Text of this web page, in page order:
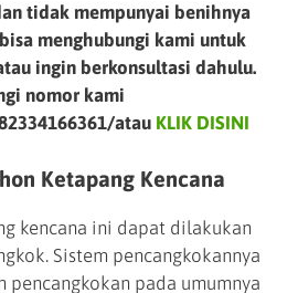
tidak mempunyai benihnya
menghubungi kami untuk
ingin berkonsultasi dahulu.
nomor kami
atau KLIK DISINI
Ketapang Kencana
kencana ini dapat dilakukan
Sistem pencangkokannya
pencangkokan pada umumnya